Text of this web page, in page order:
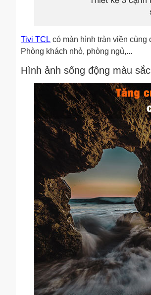
Tivi TCL có màn hình tràn viền
Phòng khách nhỏ, phòng ngủ,...
Hình ảnh sống động màu